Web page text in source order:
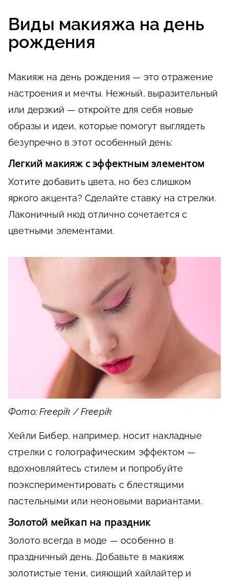
Виды макияжа на день
рождения
Макияж на день рождения — это отражение
настроения и мечты. Нежный, выразительный
или дерзкий — откройте для себя новые
образы и идеи, которые помогут выглядеть
безупречно в этот особенный день:
Легкий макияж с эффектным элементом
Хотите добавить цвета, но без слишком
яркого акцента? Сделайте ставку на стрелки.
Лаконичный нюд отлично сочетается с
цветными элементами.
Фото: Freepik / Freepik
Хейли Бибер, например, носит накладные
стрелки с голографическим эффектом —
вдохновляйтесь стилем и попробуйте
поэкспериментировать с блестящими
пастельными или неоновыми вариантами.
Золотой мейкап на праздник
Золото всегда в моде — особенно в
праздничный день. Добавьте в макияж
золотистые тени, сияющий хайлайтер и